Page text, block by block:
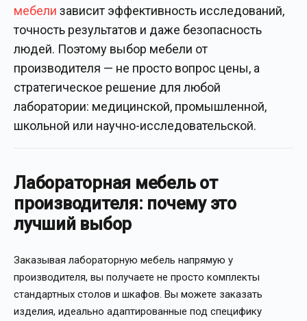
мебели зависит эффективность исследований,
точность результатов и даже безопасность
людей. Поэтому выбор мебели от
производителя — не просто вопрос цены, а
стратегическое решение для любой
лаборатории: медицинской, промышленной,
школьной или научно-исследовательской.
Лабораторная мебель от
производителя: почему это
лучший выбор
Заказывая лабораторную мебель напрямую у
производителя, вы получаете не просто комплекты
стандартных столов и шкафов. Вы можете заказать
изделия, идеально адаптированные под специфику